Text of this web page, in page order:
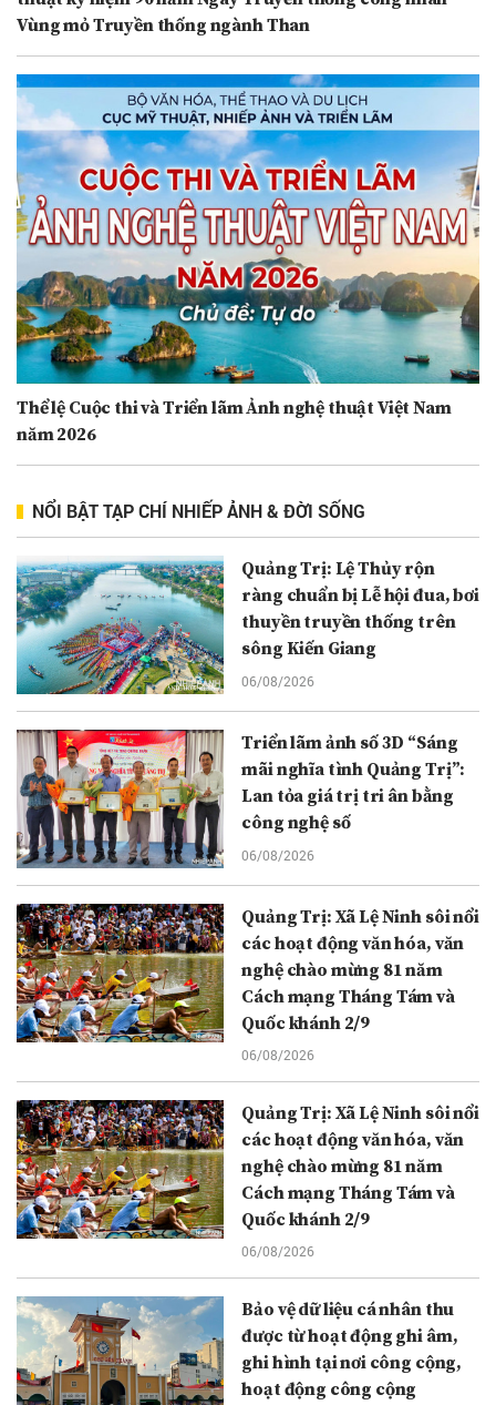
Vùng mỏ Truyền thống ngành Than
Thể lệ Cuộc thi và Triển lãm Ảnh nghệ thuật Việt Nam
năm 2026
NỔI BẬT TẠP CHÍ NHIẾP ẢNH & ĐỜI SỐNG
Quảng Trị: Lệ Thủy rộn
ràng chuẩn bị Lễ hội đua, bơi
thuyền truyền thống trên
sông Kiến Giang
06/08/2026
Triển lãm ảnh số 3D “Sáng
mãi nghĩa tình Quảng Trị”:
Lan tỏa giá trị tri ân bằng
công nghệ số
06/08/2026
Quảng Trị: Xã Lệ Ninh sôi nổi
các hoạt động văn hóa, văn
nghệ chào mừng 81 năm
Cách mạng Tháng Tám và
Quốc khánh 2/9
06/08/2026
Quảng Trị: Xã Lệ Ninh sôi nổi
các hoạt động văn hóa, văn
nghệ chào mừng 81 năm
Cách mạng Tháng Tám và
Quốc khánh 2/9
06/08/2026
Bảo vệ dữ liệu cá nhân thu
được từ hoạt động ghi âm,
ghi hình tại nơi công cộng,
hoạt động công cộng